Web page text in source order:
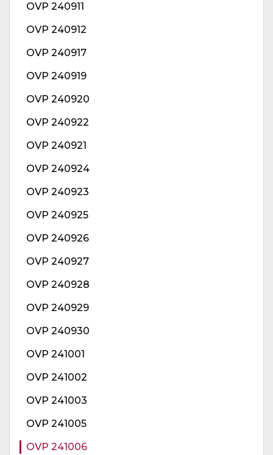
OVP 240911
OVP 240912
OVP 240917
OVP 240919
OVP 240920
OVP 240922
OVP 240921
OVP 240924
OVP 240923
OVP 240925
OVP 240926
OVP 240927
OVP 240928
OVP 240929
OVP 240930
OVP 241001
OVP 241002
OVP 241003
OVP 241005
OVP 241006